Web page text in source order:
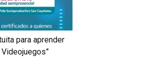
para aprender